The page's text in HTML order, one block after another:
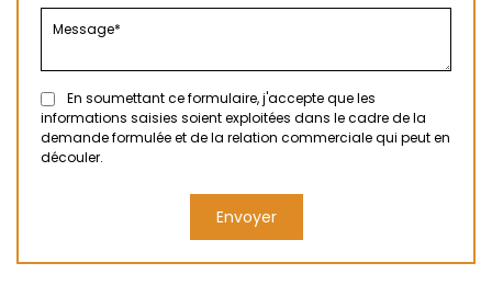
En soumettant ce formulaire, j'accepte que les
informations saisies soient exploitées dans le cadre de la
demande formulée et de la relation commerciale qui peut en
découler.